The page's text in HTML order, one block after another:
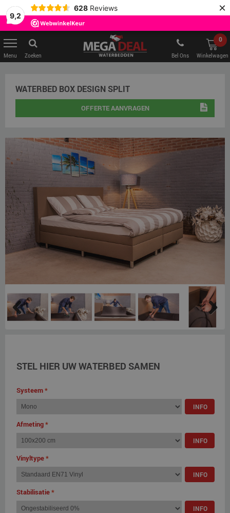
9,2
628 Reviews ×
Zoeken Bel Ons
0
Winkelwagen
WATERBED BOX DESIGN SPLIT
OFFERTE AANVRAGEN
Next
STEL HIER UW WATERBED SAMEN
Systeem*
INFO
Afmeting*
INFO
Vinyltype*
INFO
Stabilisatie*
INFO